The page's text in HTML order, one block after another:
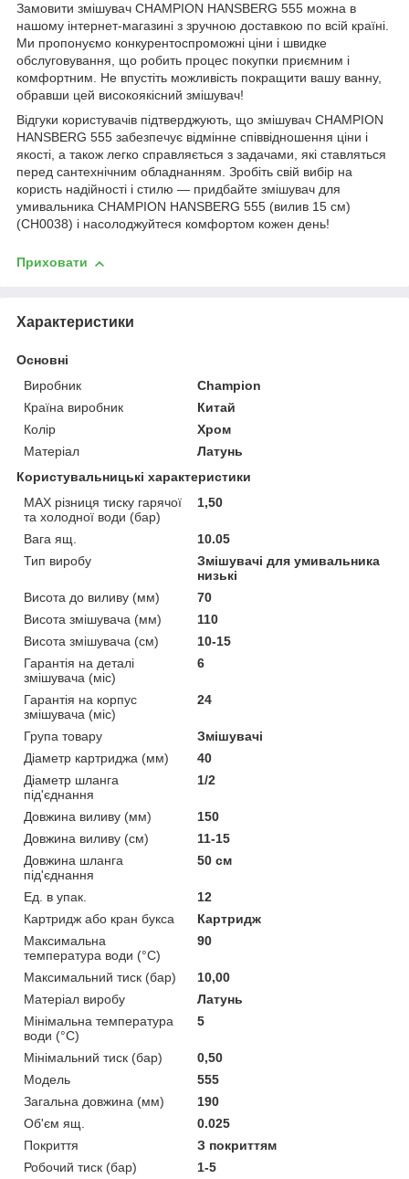
Замовити змішувач CHAMPION HANSBERG 555 можна в
нашому інтернет-магазині з зручною доставкою по всій країні.
Ми пропонуємо конкурентоспроможні ціни і швидке
обслуговування, що робить процес покупки приємним і
комфортним. Не впустіть можливість покращити вашу ванну,
обравши цей високоякісний змішувач!
Відгуки користувачів підтверджують, що змішувач CHAMPION
HANSBERG 555 забезпечує відмінне співвідношення ціни і
якості, а також легко справляється з задачами, які ставляться
перед сантехнічним обладнанням. Зробіть свій вибір на
користь надійності і стилю — придбайте змішувач для
умивальника CHAMPION HANSBERG 555 (вилив 15 см)
(CH0038) і насолоджуйтеся комфортом кожен день!
Приховати
Характеристики
Основні
Виробник
Champion
Країна виробник
Китай
Колір
Хром
Матеріал
Латунь
Користувальницькі характеристики
MAX різниця тиску гарячої
та холодної води (бар)
1,50
Вага ящ.
10.05
Тип виробу
Змішувачі для умивальника
низькі
Висота до виливу (мм)
70
Висота змішувача (мм)
110
Висота змішувача (см)
10-15
Гарантія на деталі
змішувача (міс)
6
Гарантія на корпус
змішувача (міс)
24
Група товару
Змішувачі
Діаметр картриджа (мм)
40
Діаметр шланга
під'єднання
1/2
Довжина виливу (мм)
150
Довжина виливу (см)
11-15
Довжина шланга
під'єднання
50 см
Ед. в упак.
12
Картридж або кран букса
Картридж
Максимальна
температура води (°C)
90
Максимальний тиск (бар)
10,00
Матеріал виробу
Латунь
Мінімальна температура
води (°C)
5
Мінімальний тиск (бар)
0,50
Мoдель
555
Загальна довжина (мм)
190
Об'єм ящ.
0.025
Покриття
З покриттям
Робочий тиск (бар)
1-5